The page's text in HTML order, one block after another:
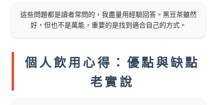
這些問題都是讀者常問的，我盡量用經驗回答。黑豆茶雖然
好，但也不是萬能，重要的是找到適合自己的方式。
個人飲用心得：優點與缺點
老實說